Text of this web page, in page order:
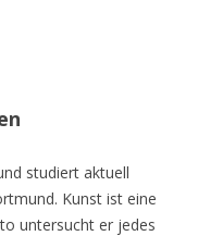
studiert aktuell
Kunst ist eine
untersucht er jedes